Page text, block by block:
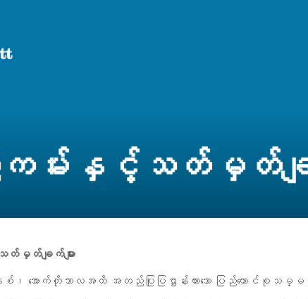
ကမ်းနှင့်သတ်မှတ်ချက်
မှတ်ချက်များ
အောက်တိုဘာလအထိ အတည်ပြုပြဌာန်းထားသော ပြည်ထောင်စုသ